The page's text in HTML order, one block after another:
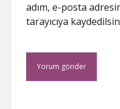
adım, e-posta
tarayıcıya